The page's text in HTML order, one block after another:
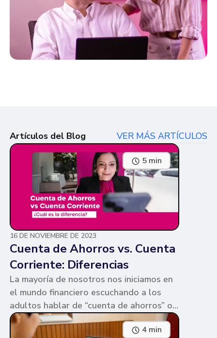
Artículos del Blog VER MÁS ARTÍCULOS
5 min
16 DE NOVIEMBRE DE 2023
Cuenta de Ahorros vs. Cuenta
Corriente: Diferencias
La mayoría de nosotros nos iniciamos en
el mundo financiero escuchando a los
adultos hablar de “cuenta de ahorros” o
“cuenta corriente”. Ambas cuentas
parecen similares y puede ser confuso,
4 min